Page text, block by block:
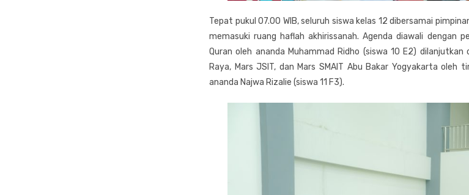
Tepat pukul 07.00 WIB, seluruh siswa kelas 12 dibersamai
memasuki ruang haflah akhirissanah. Agenda diawali dengan
Quran oleh ananda Muhammad Ridho (siswa 10 E2) dilanjutkan
Raya, Mars JSIT, dan Mars SMAIT Abu Bakar Yogyakarta oleh
ananda Najwa Rizalie (siswa 11 F3).